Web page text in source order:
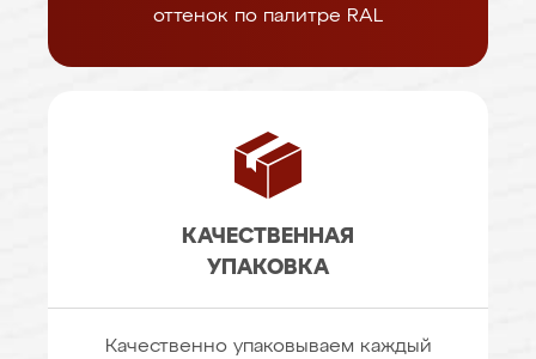
оттенок по палитре RAL
КАЧЕСТВЕННАЯ
УПАКОВКА
Качественно упаковываем каждый